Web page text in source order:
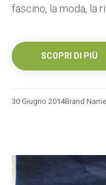
fascino, la moda, la
SCOPRI DI PIÙ
30 Giugno 2014Brand Name